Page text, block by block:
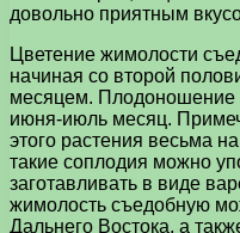
довольно приятным
Цветение жимолости
начиная со второй
месяцем. Плодоношение
июня-июль месяц.
этого растения весьма
такие соплодия можно
заготавливать в виде
жимолость съедобную
Дальнего Востока, а